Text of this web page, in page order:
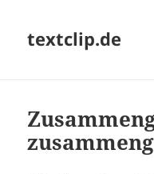
textclip.de